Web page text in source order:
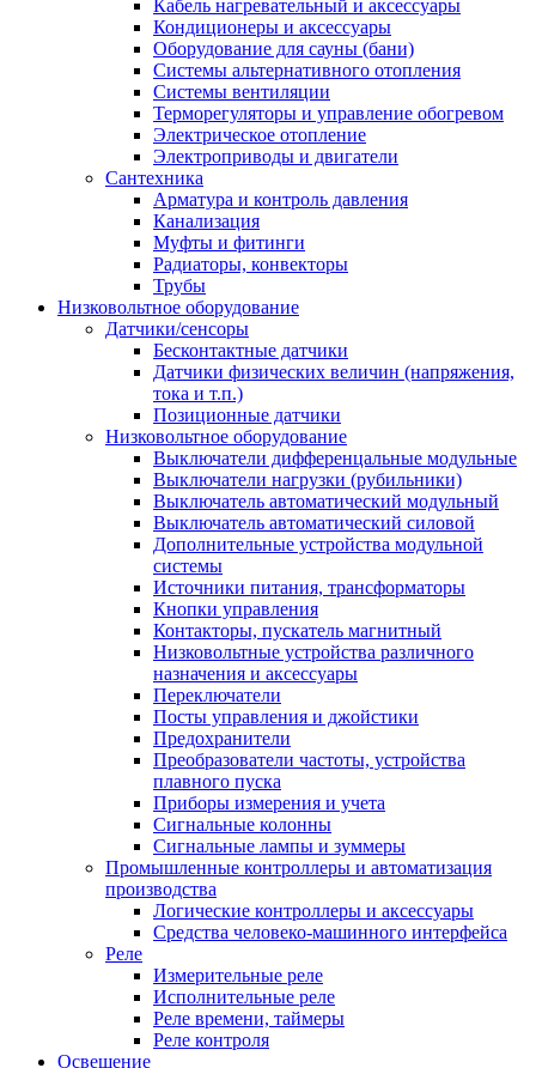
Кабель нагревательный и аксессуары
Кондиционеры и аксессуары
Оборудование для сауны (бани)
Системы альтернативного отопления
Системы вентиляции
Терморегуляторы и управление обогревом
Электрическое отопление
Электроприводы и двигатели
Сантехника
Арматура и контроль давления
Канализация
Муфты и фитинги
Радиаторы, конвекторы
Трубы
Низковольтное оборудование
Датчики/сенсоры
Бесконтактные датчики
Датчики физических величин (напряжения,
тока и т.п.)
Позиционные датчики
Низковольтное оборудование
Выключатели дифференцальные модульные
Выключатели нагрузки (рубильники)
Выключатель автоматический модульный
Выключатель автоматический силовой
Дополнительные устройства модульной
системы
Источники питания, трансформаторы
Кнопки управления
Контакторы, пускатель магнитный
Низковольтные устройства различного
назначения и аксессуары
Переключатели
Посты управления и джойстики
Предохранители
Преобразователи частоты, устройства
плавного пуска
Приборы измерения и учета
Сигнальные колонны
Сигнальные лампы и зуммеры
Промышленные контроллеры и автоматизация
производства
Логические контроллеры и аксессуары
Средства человеко-машинного интерфейса
Реле
Измерительные реле
Исполнительные реле
Реле времени, таймеры
Реле контроля
Освещение